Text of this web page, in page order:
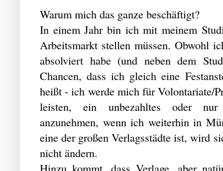
Warum mich das ganze beschäftigt?
In einem Jahr bin ich mit meinem
Arbeitsmarkt stellen müssen. Obwohl
absolviert habe (und neben dem
Chancen, dass ich gleich eine
heißt - ich werde mich für Volontariate/
leisten, ein unbezahltes oder nur
anzunehmen, wenn ich weiterhin in
eine der großen Verlagsstädte ist, wird
nicht ändern.